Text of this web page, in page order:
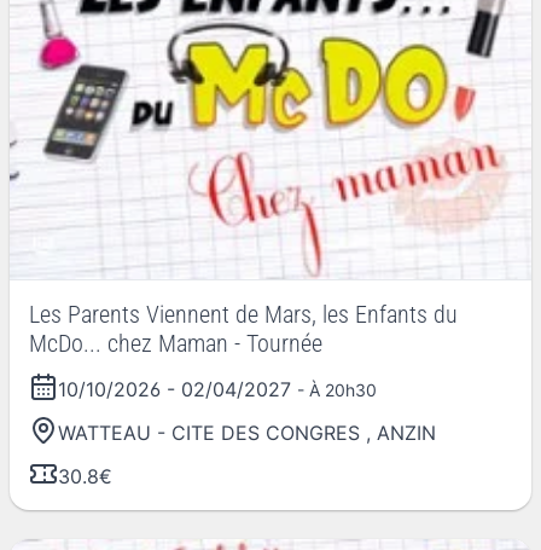
Les Parents Viennent de Mars, les Enfants du
McDo... chez Maman - Tournée
10/10/2026 - 02/04/2027 - À 20h30
WATTEAU - CITE DES CONGRES , ANZIN
30.8€